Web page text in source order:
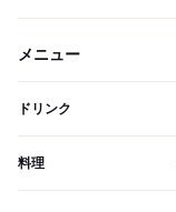
メニュー
ドリンク
料理